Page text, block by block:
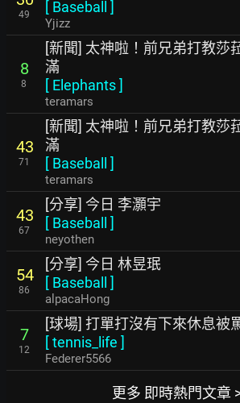
49
[ Baseball ]
Yjizz
8
8
[新聞] 太神啦！前兄弟打教莎
滿
[ Elephants]
teramars
43
71
[新聞] 太神啦！前兄弟打教莎
滿
[ Baseball ]
teramars
43
67
[分享] 今日 李灝宇
[ Baseball ]
neyothen
54
86
[分享] 今日 林昱珉
[ Baseball ]
alpacaHong
7
12
[球場] 打單打沒有下來休息被
[tennis_life ]
Federer5566
更多 即時熱門文章